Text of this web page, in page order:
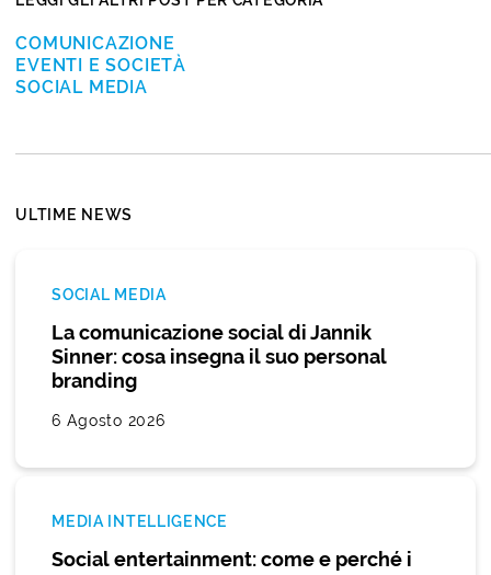
COMUNICAZIONE
EVENTI E SOCIETÀ
SOCIAL MEDIA
ULTIME NEWS
SOCIAL MEDIA
La comunicazione social di Jannik
Sinner: cosa insegna il suo personal
branding
6 Agosto 2026
MEDIA INTELLIGENCE
Social entertainment: come e perché i